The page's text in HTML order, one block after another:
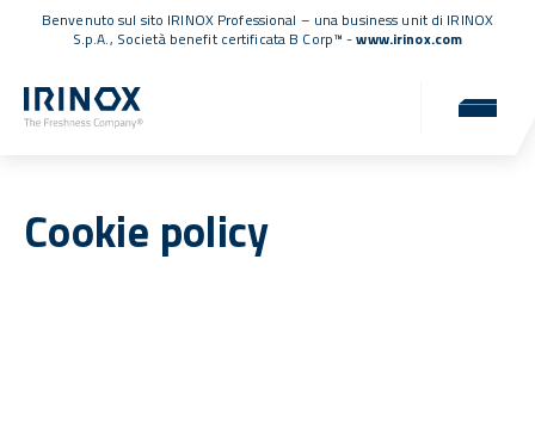
Benvenuto sul sito IRINOX Professional – una business unit di IRINOX
S.p.A., Società benefit certificata B Corp™ -www.irinox.com
Cookie policy